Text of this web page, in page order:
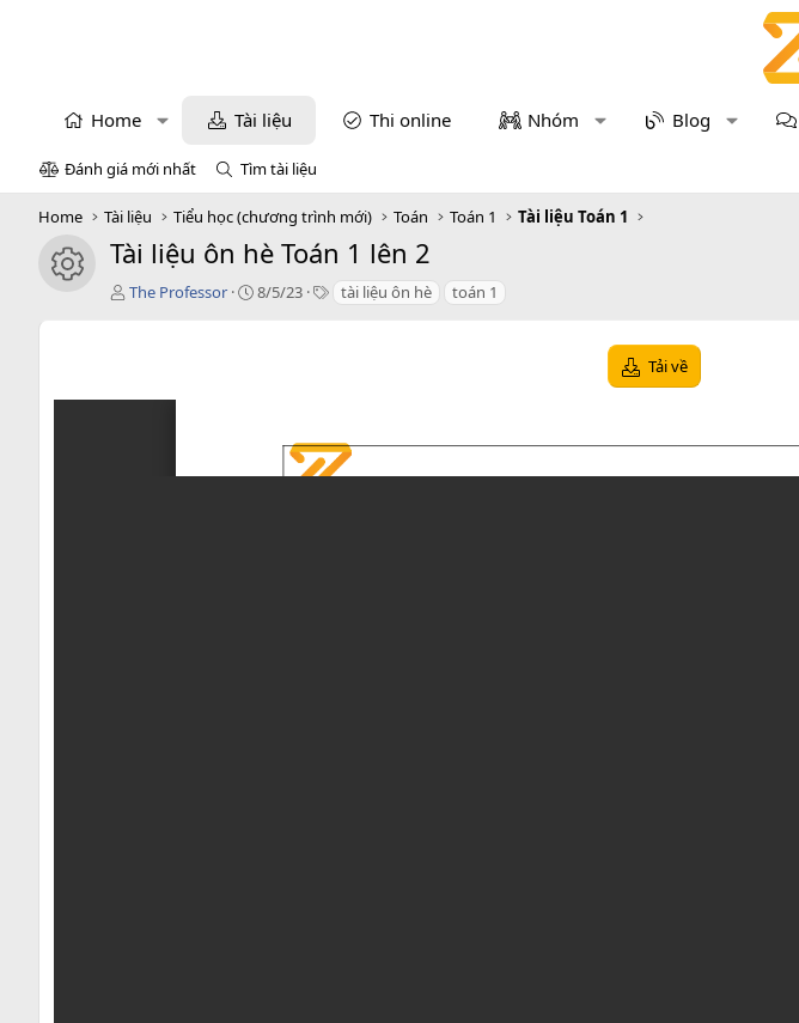
Home Tài liệu Thi online Nhóm Blog
Đánh giá mới nhất Tìm tài liệu
Home Tài liệu Tiểu học (chương trình mới) Toán Toán 1 Tài liệu Toán 1
icon tài liệu
Tài liệu ôn hè Toán 1 lên 2
T
ả
The Professor
C
8/5/23
T tài liệu ôn hè toán 1
Tải về